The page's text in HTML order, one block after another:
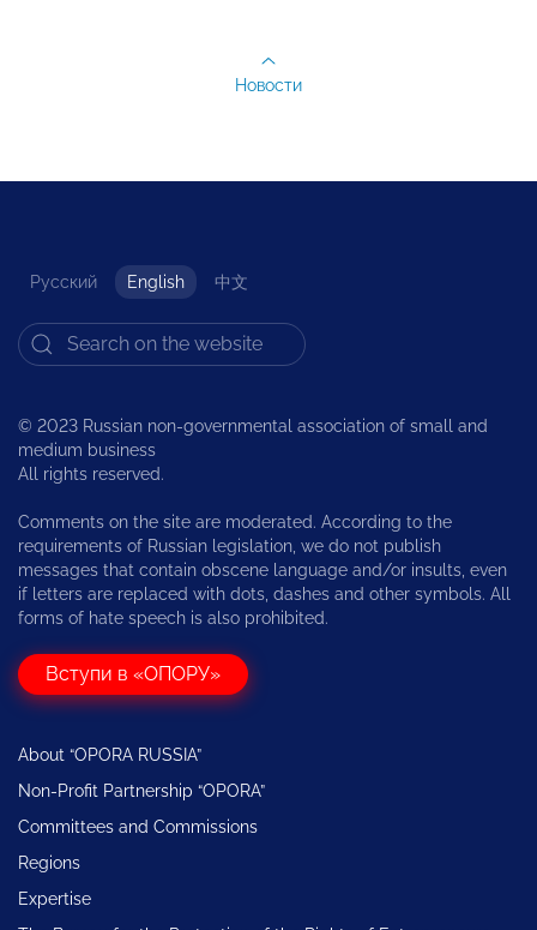
Новости
Русский English 中文
© 2023 Russian non-governmental association of small and
medium business
All rights reserved.
Comments on the site are moderated. According to the
requirements of Russian legislation, we do not publish
messages that contain obscene language and/or insults, even
if letters are replaced with dots, dashes and other symbols. All
forms of hate speech is also prohibited.
Вступи в «ОПОРУ»
About “OPORA RUSSIA”
Non-Profit Partnership “OPORA”
Committees and Commissions
Regions
Expertise